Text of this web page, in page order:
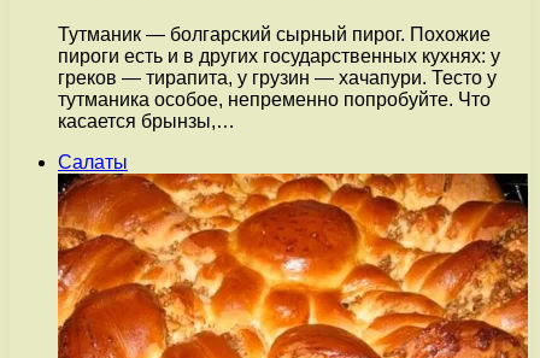
Тутманик — болгарский сырный пирог. Похожие
пироги есть и в других государственных кухнях: у
греков — тирапита, у грузин — хачапури. Тесто у
тутманика особое, непременно попробуйте. Что
касается брынзы,…
Салаты